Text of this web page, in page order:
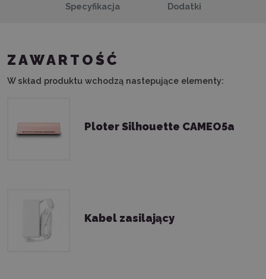
Specyfikacja Dodatki
ZAWARTOŚĆ
W skład produktu wchodzą nastepujące elementy:
Ploter Silhouette CAMEO5a
Kabel zasilający